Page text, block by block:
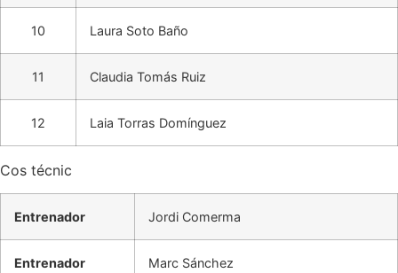
10 Laura Soto Baño
11 Claudia Tomás Ruiz
12 Laia Torras Domínguez
Cos técnic
Entrenador Jordi Comerma
Entrenador
Marc Sánchez